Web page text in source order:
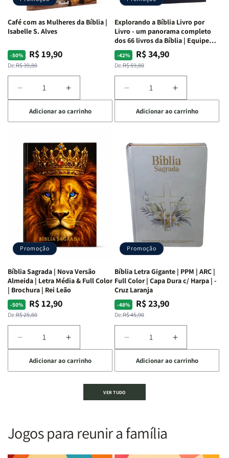
|
Preta
|
|
|
Café com as Mulheres da Bíblia |
Isabelle S. Alves
-50%
Preço
normal
De:R$ 39,80
Preço
promocional
R$ 19,90
Diminuir
a
quantidade
de
com
Mulheres
da
Bíblia
Isabelle
S.
Alves
Aumentar
a
quantidade
de
com
as
Mulheres
da
Bíblia
|
Isabelle
S.
Alves
Adicionar ao carrinho
Explorando a Bíblia Livro por
Livro - um panorama completo
dos 66 livros da Bíblia | Equipe
teológica Penkal
-42%
Preço
normal
De:R$ 59,80
Preço
promocional
R$ 34,90
Diminuir
a
quantidade
de
a
Bíblia
Livro
por
Livro
um
panorama
completo
dos
66
da
Bíblia
Equipe
teológica
Penkal
Aumentar
a
quantidade
de
a
Bíblia
Livro
-
um
panorama
completo
dos
da
Bíblia
Penkal
Adicionar ao carrinho
Promoção
Bíblia Sagrada | Nova Versão
Almeida | Letra Média & Full Color
| Brochura | Rei Leão
-50%
Preço
normal
De:R$ 25,80
Preço
promocional
R$ 12,90
Diminuir
a
quantidade
de
Almeida
Aumentar
a
quantidade
de
Bíblia
Almeida
Adicionar ao carrinho
Promoção
Bíblia Letra Gigante | PPM | ARC |
Full Color | Capa Dura c/ Harpa | -
Cruz Laranja
-48%
Preço
normal
De:R$ 45,90
Preço
promocional
R$ 23,90
Diminuir
a
quantidade
de
Bíblia
PPM
|
Aumentar
a
quantidade
de
Adicionar ao carrinho
VER TUDO
Jogos para reunir a família